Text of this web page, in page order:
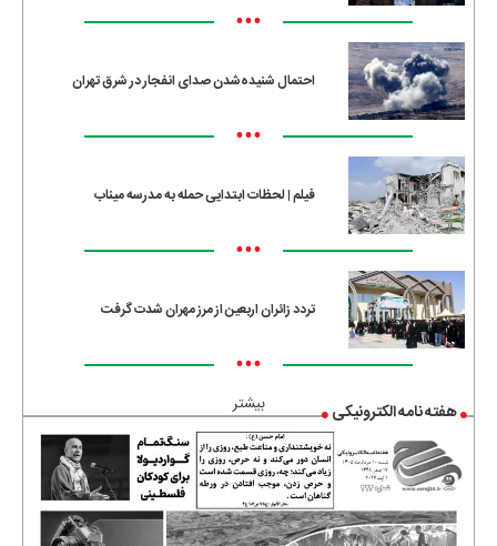
•••
احتمال شنیده‌شدن صدای انفجار در شرق تهران
•••
فیلم | لحظات ابتدایی حمله به مدرسه میناب
•••
تردد زائران اربعین از مرز مهران شدت گرفت
•••
بیشتر هفته نامه الکترونیکی